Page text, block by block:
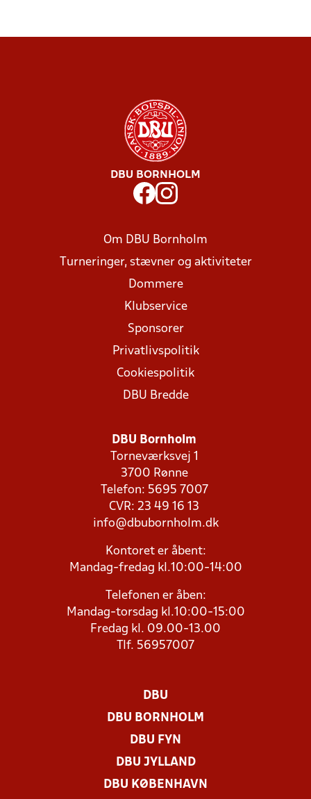
DBU BORNHOLM
Om DBU Bornholm
Turneringer, stævner og aktiviteter
Dommere
Klubservice
Sponsorer
Privatlivspolitik
Cookiespolitik
DBU Bredde
DBU Bornholm
Torneværksvej 1
3700 Rønne
Telefon: 5695 7007
CVR: 23 49 16 13
info@dbubornholm.dk
Kontoret er åbent:
Mandag-fredag kl.10:00-14:00
Telefonen er åben:
Mandag-torsdag kl.10:00-15:00
Fredag kl. 09.00-13.00
Tlf. 56957007
DBU
DBU BORNHOLM
DBU FYN
DBU JYLLAND
DBU KØBENHAVN